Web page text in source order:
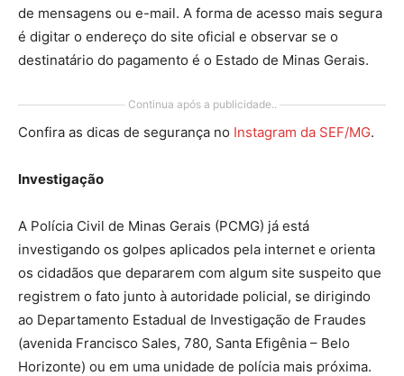
de mensagens ou e-mail. A forma de acesso mais segura
é digitar o endereço do site oficial e observar se o
destinatário do pagamento é o Estado de Minas Gerais.
Continua após a publicidade..
Confira as dicas de segurança no Instagram da SEF/MG.
Investigação
A Polícia Civil de Minas Gerais (PCMG) já está
investigando os golpes aplicados pela internet e orienta
os cidadãos que depararem com algum site suspeito que
registrem o fato junto à autoridade policial, se dirigindo
ao Departamento Estadual de Investigação de Fraudes
(avenida Francisco Sales, 780, Santa Efigênia – Belo
Horizonte) ou em uma unidade de polícia mais próxima.